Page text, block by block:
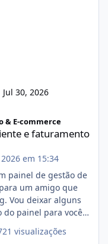
Jul 30, 2026
& E-commerce
e faturamento
em 15:34
painel de gestão de
um amigo que
Vou deixar alguns
painel para vocês
e conta com
visualizações